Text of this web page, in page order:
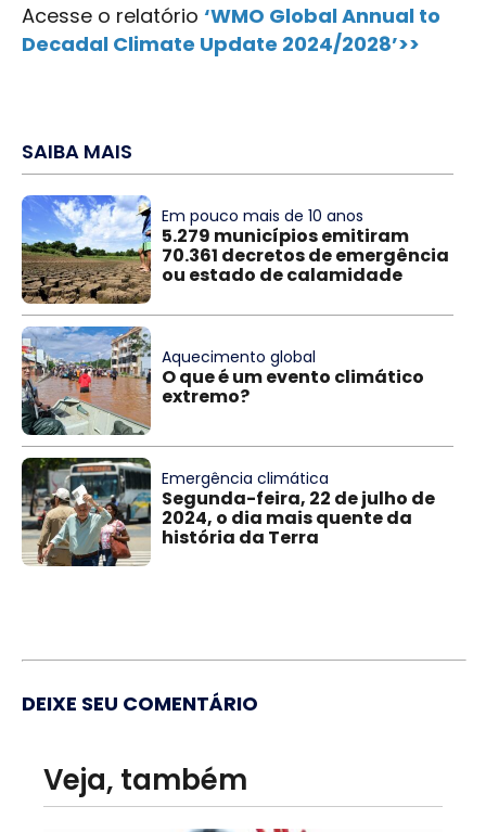
Acesse o relatório ‘WMO Global Annual to
Decadal Climate Update 2024/2028’>>
SAIBA MAIS
Em pouco mais de 10 anos
5.279 municípios emitiram
70.361 decretos de emergência
ou estado de calamidade
Aquecimento global
O que é um evento climático
extremo?
Emergência climática
Segunda-feira, 22 de julho de
2024, o dia mais quente da
história da Terra
DEIXE SEU COMENTÁRIO
Veja, também